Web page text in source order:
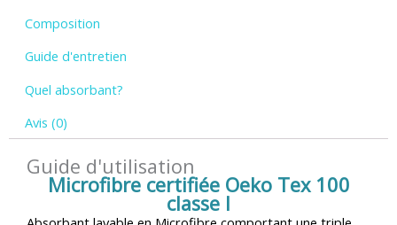
Composition
Guide d'entretien
Quel absorbant?
Avis (0)
Guide d'utilisation
Microfibre certifiée Oeko Tex 100
classe I